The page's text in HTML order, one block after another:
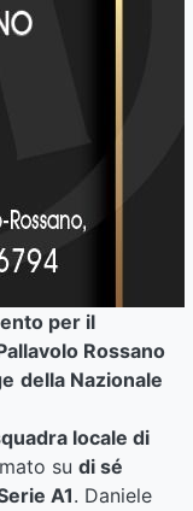
per il
Rossano
della Nazionale
locale di
su di sé
A1. Daniele